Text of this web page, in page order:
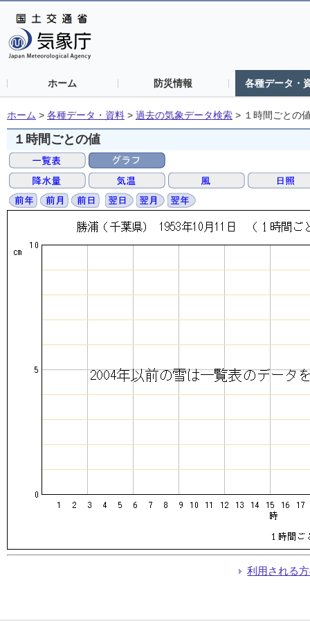
ホーム 防災情報 各種データ・
ホーム > 各種データ・資料 > 過去の気象データ検索 > １時間ごとの
１時間ごとの値
利用される